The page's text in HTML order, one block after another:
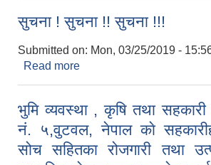
सुचना ! सुचना !! सुचना !!!
Submitted on: Mon, 03/25/2019 -
Read more
भुमि व्यवस्था , कृषि तथा
नं. ५,वुटवल, नेपाल काे
सोच सहितका रोजगारी तथा